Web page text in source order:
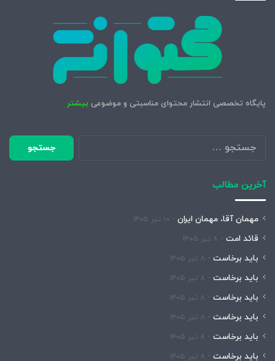
پایگاه تخصصی انتشار محتوای مناسبتی و موضوعی بیشتر
جستجو
برای:
آخرین مطالب
مهمان آقا، مهمان ایران ۱۰ تیر ۱۴۰۵
قائد امت ۸ تیر ۱۴۰۵
باید برخاست ۸ تیر ۱۴۰۵
باید برخاست ۸ تیر ۱۴۰۵
باید برخاست ۸ تیر ۱۴۰۵
باید برخاست ۸ تیر ۱۴۰۵
باید برخاست ۸ تیر ۱۴۰۵
باید برخاست ۸ تیر ۱۴۰۵